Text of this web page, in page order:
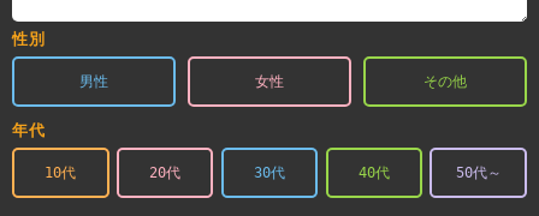
性別
男性 女性 その他
年代
10代 20代 30代 40代 50代～